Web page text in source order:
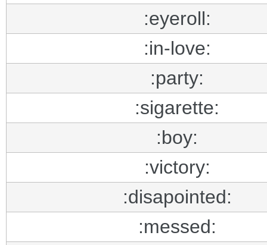
:eyeroll:
:in-love:
:party:
:sigarette:
:boy:
:victory:
:disapointed:
:messed: